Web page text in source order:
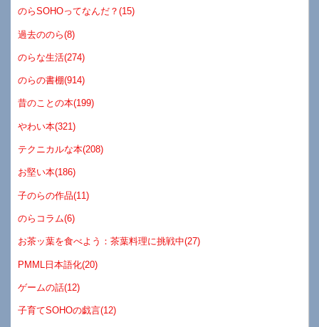
のらSOHOってなんだ？(15)
過去ののら(8)
のらな生活(274)
のらの書棚(914)
昔のことの本(199)
やわい本(321)
テクニカルな本(208)
お堅い本(186)
子のらの作品(11)
のらコラム(6)
お茶ッ葉を食べよう：茶葉料理に挑戦中(27)
PMML日本語化(20)
ゲームの話(12)
子育てSOHOの戯言(12)